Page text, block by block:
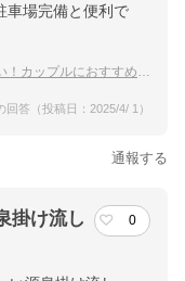
車場完備と便利で
ルにおすすめな穴場の宿は？
答（投稿日：2025/4/ 1）
通報する
掛け流し
0